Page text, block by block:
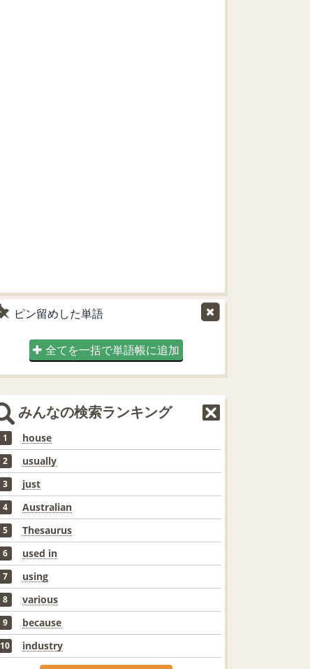
ピン留めした単語
全てを一括で単語帳に追加
みんなの検索ランキング
1 house
2 usually
3 just
4 Australian
5 Thesaurus
6 used in
7 using
8 various
9 because
10 industry